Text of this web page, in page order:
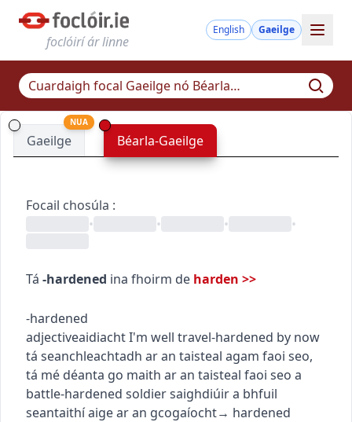
foclóirí ár linne
English Gaeilge
Gaeilge
NUA
Béarla-Gaeilge
Focail chosúla :
•
• • •
Tá -hardened ina fhoirm de harden >>
-hardened
adjectiveaidiachtI'm well travel-hardened by now
tá seanchleachtadh ar an taisteal agam faoi seo,
tá mé déanta go maith ar an taisteal faoi seo a
battle-hardened soldiersaighdiúir a bhfuil
seantaithí aige ar an gcogaíocht→ hardened